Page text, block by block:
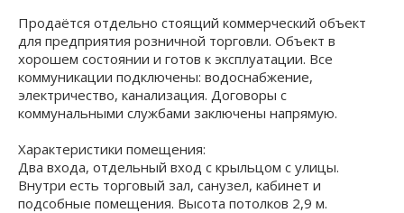
Продаётся отдельно стоящий коммерческий объект
для предприятия розничной торговли. Объект в
хорошем состоянии и готов к эксплуатации. Все
коммуникации подключены: водоснабжение,
электричество, канализация. Договоры с
коммунальными службами заключены напрямую.
Характеристики помещения:
Два входа, отдельный вход с крыльцом с улицы.
Внутри есть торговый зал, санузел, кабинет и
подсобные помещения. Высота потолков 2,9 м.